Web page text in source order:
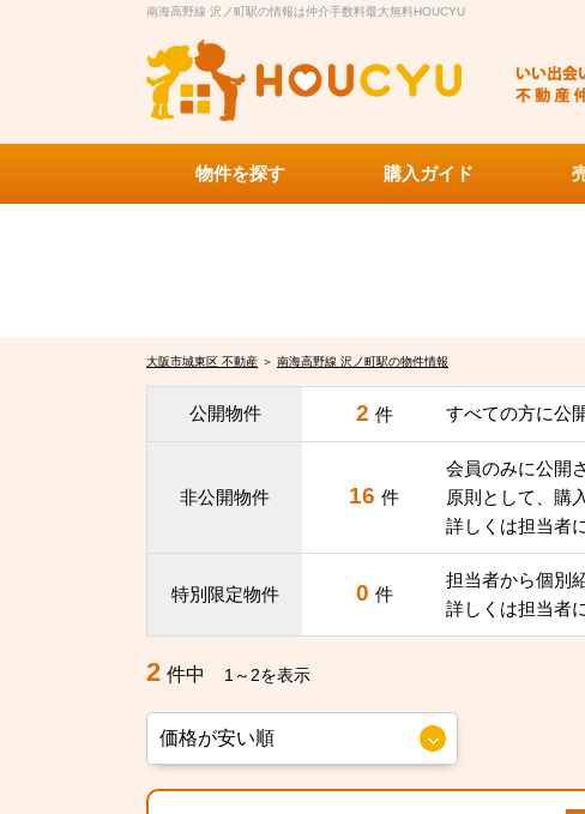
南海高野線 沢ノ町駅の情報は仲介手数料最大無料HOUCYU
物件を探す 購入ガイド
大阪市城東区 不動産 ＞ 南海高野線 沢ノ町駅の物件情報
公開物件 2 件 すべての方に公
非公開物件 16 件
会員のみに公開
原則として、購
詳しくは担当者
特別限定物件 0 件
担当者から個別
詳しくは担当者
2 件中 1～2を表示